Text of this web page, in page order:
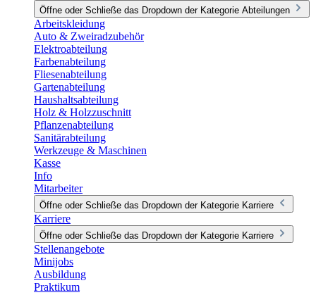
Öffne oder Schließe das Dropdown der Kategorie Abteilungen
Arbeitskleidung
Auto & Zweiradzubehör
Elektroabteilung
Farbenabteilung
Fliesenabteilung
Gartenabteilung
Haushaltsabteilung
Holz & Holzzuschnitt
Pflanzenabteilung
Sanitärabteilung
Werkzeuge & Maschinen
Kasse
Info
Mitarbeiter
Öffne oder Schließe das Dropdown der Kategorie Karriere
Karriere
Öffne oder Schließe das Dropdown der Kategorie Karriere
Stellenangebote
Minijobs
Ausbildung
Praktikum